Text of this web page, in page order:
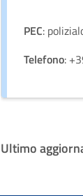
PEC:
Telefono:
Ultimo